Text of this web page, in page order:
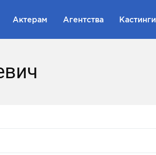
Актерам Агентства Кастинги